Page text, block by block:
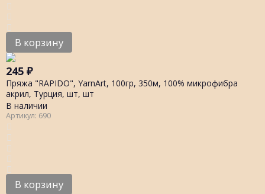
В корзину
245 ₽
Пряжа "RAPIDO", YarnArt, 100гр, 350м, 100% микрофибра
акрил, Турция, шт, шт
В наличии
Артикул: 690
В корзину